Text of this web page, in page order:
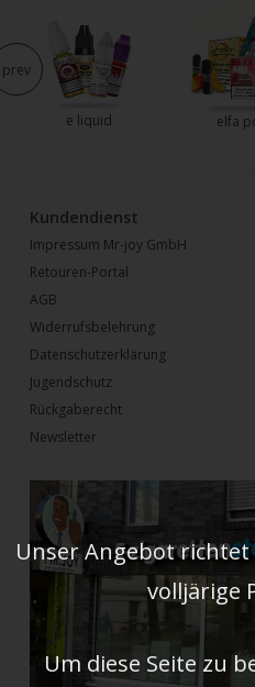
e liquid elfa
prev
Kundendienst
Impressum Mr-joy GmbH
Retouren-Portal
AGB
Widerrufsbelehrung
Datenschutzerklärung
Jugendschutz
Rückgaberecht
Newsletter
Unser Angebot richtet
volljärige
Um diese Seite zu